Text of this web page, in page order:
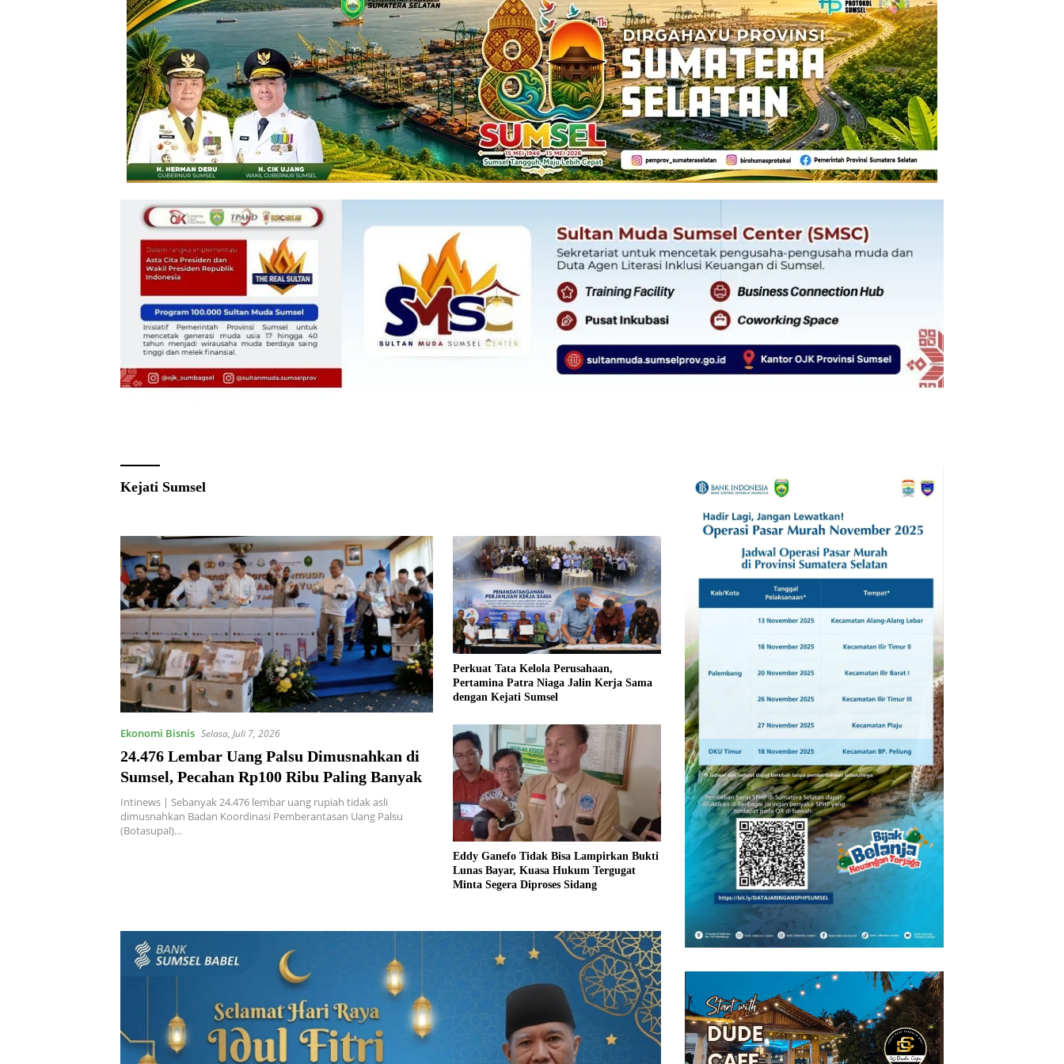
Kejati Sumsel
Ekonomi Bisnis Selasa, Juli 7, 2026
24.476 Lembar Uang Palsu Dimusnahkan di
Sumsel, Pecahan Rp100 Ribu Paling Banyak
Intinews | Sebanyak 24.476 lembar uang rupiah tidak asli
dimusnahkan Badan Koordinasi Pemberantasan Uang Palsu
(Botasupal)…
Perkuat Tata Kelola Perusahaan,
Pertamina Patra Niaga Jalin Kerja Sama
dengan Kejati Sumsel
Eddy Ganefo Tidak Bisa Lampirkan Bukti
Lunas Bayar, Kuasa Hukum Tergugat
Minta Segera Diproses Sidang